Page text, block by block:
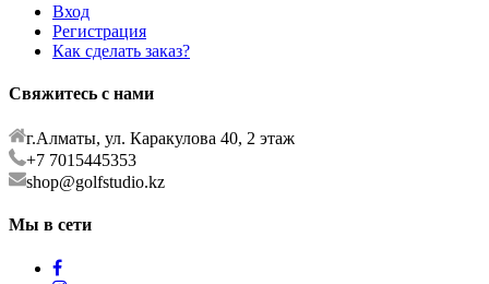
Вход
Регистрация
Как сделать заказ?
Свяжитесь с нами
г.Алматы, ул. Каракулова 40, 2 этаж
+7 7015445353
shop@golfstudio.kz
Мы в сети